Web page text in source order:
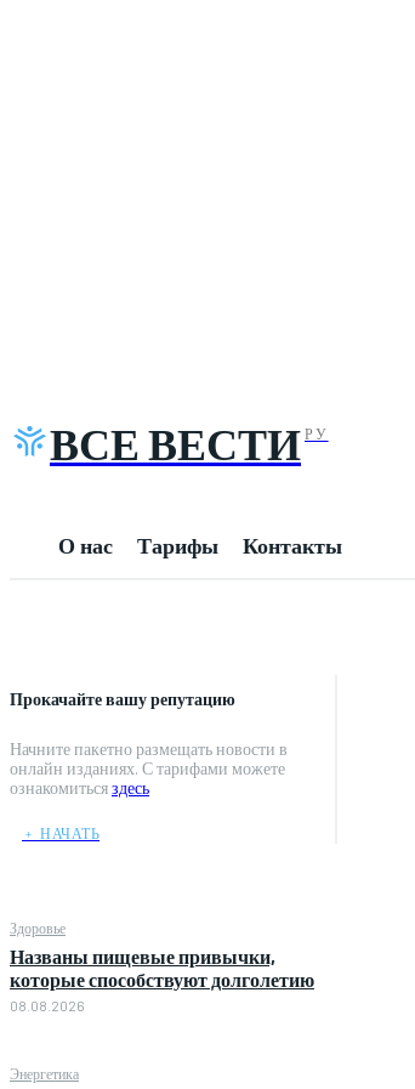
ВСЕ ВЕСТИ РУ
О нас Тарифы Контакты
Прокачайте вашу репутацию
Начните пакетно размещать новости в
онлайн изданиях. С тарифами можете
ознакомитьсяздесь
﹢ НАЧАТЬ
Здоровье
Названы пищевые привычки,
которые способствуют долголетию
08.08.2026
Энергетика